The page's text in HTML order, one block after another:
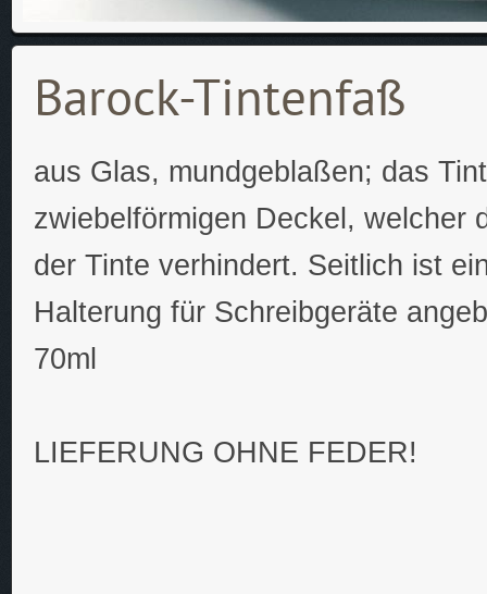
Barock-Tintenfaß
aus Glas, mundgeblaßen; das
zwiebelförmigen Deckel, welcher
der Tinte verhindert. Seitlich ist
Halterung für Schreibgeräte
70ml
LIEFERUNG OHNE FEDER!